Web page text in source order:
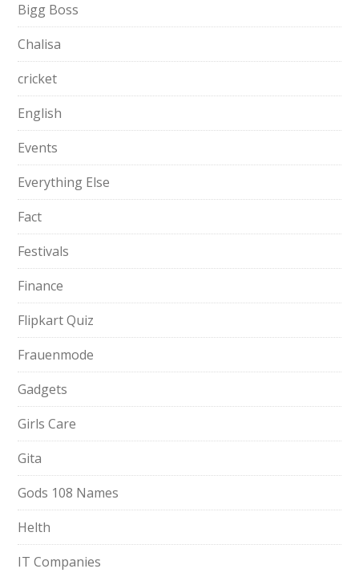
Bigg Boss
Chalisa
cricket
English
Events
Everything Else
Fact
Festivals
Finance
Flipkart Quiz
Frauenmode
Gadgets
Girls Care
Gita
Gods 108 Names
Helth
IT Companies